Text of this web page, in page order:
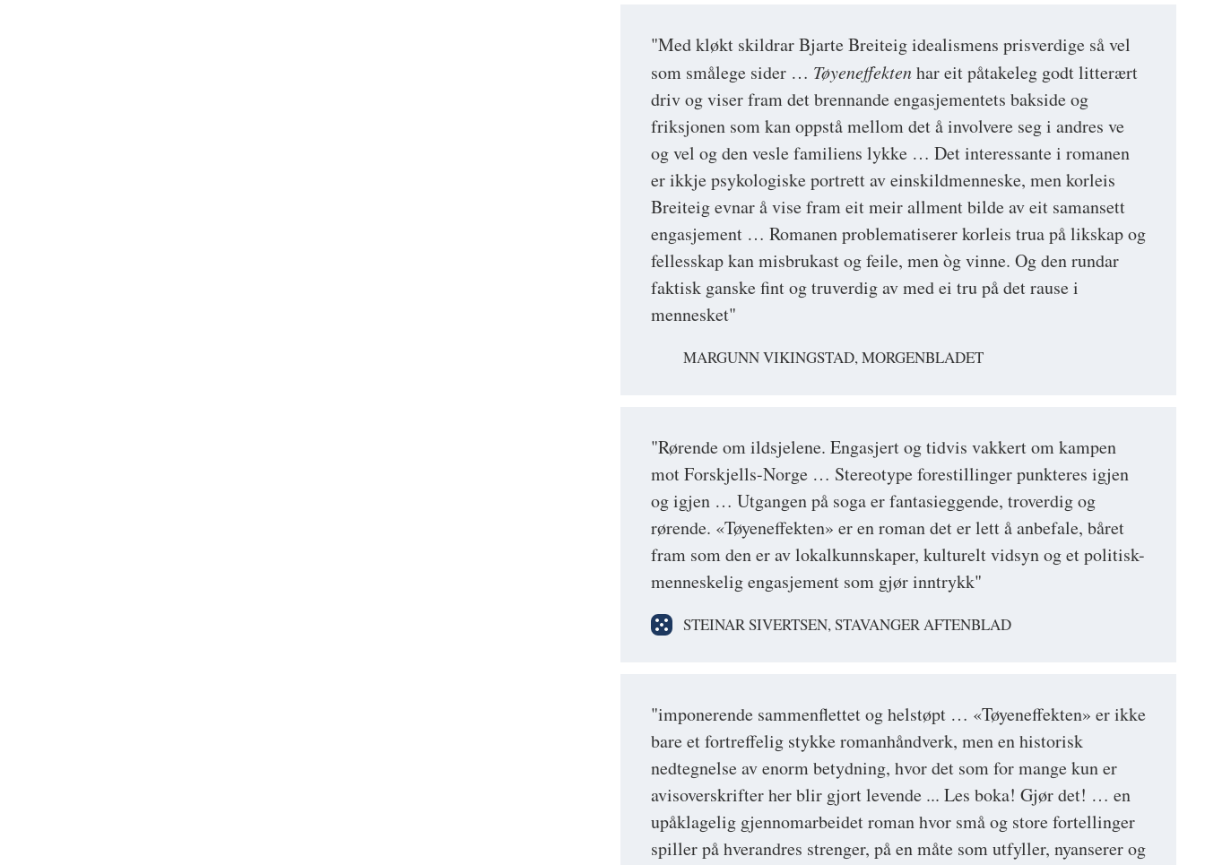
"Med kløkt skildrar Bjarte Breiteig idealismens prisverdige så vel
som smålege sider … Tøyeneffektenhar eit påtakeleg godt litterært
driv og viser fram det brennande engasjementets bakside og
friksjonen som kan oppstå mellom det å involvere seg i andres ve
og vel og den vesle familiens lykke … Det interessante i romanen
er ikkje psykologiske portrett av einskildmenneske, men korleis
Breiteig evnar å vise fram eit meir allment bilde av eit samansett
engasjement … Romanen problematiserer korleis trua på likskap og
fellesskap kan misbrukast og feile, men òg vinne. Og den rundar
faktisk ganske fint og truverdig av med ei tru på det rause i
mennesket"
MARGUNN VIKINGSTAD, MORGENBLADET
"Rørende om ildsjelene. Engasjert og tidvis vakkert om kampen
mot Forskjells-Norge … Stereotype forestillinger punkteres igjen
og igjen … Utgangen på soga er fantasieggende, troverdig og
rørende. «Tøyeneffekten» er en roman det er lett å anbefale, båret
fram som den er av lokalkunnskaper, kulturelt vidsyn og et politisk-
menneskelig engasjement som gjør inntrykk"
STEINAR SIVERTSEN, STAVANGER AFTENBLAD
"imponerende sammenflettet og helstøpt … «Tøyeneffekten» er ikke
bare et fortreffelig stykke romanhåndverk, men en historisk
nedtegnelse av enorm betydning, hvor det som for mange kun er
avisoverskrifter her blir gjort levende ... Les boka! Gjør det! … en
upåklagelig gjennomarbeidet roman hvor små og store fortellinger
spiller på hverandres strenger, på en måte som utfyller, nyanserer og